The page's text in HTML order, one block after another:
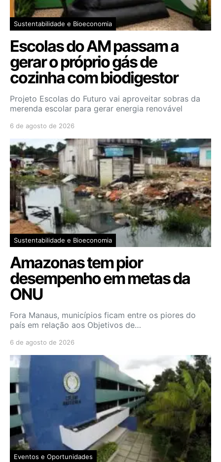
Sustentabilidade e Bioeconomia
Escolas do AM passam a
gerar o próprio gás de
cozinha com biodigestor
Projeto Escolas do Futuro vai aproveitar sobras da
merenda escolar para gerar energia renovável
6 de agosto de 2026
Sustentabilidade e Bioeconomia
Amazonas tem pior
desempenho em metas da
ONU
Fora Manaus, municípios ficam entre os piores do
país em relação aos Objetivos de…
6 de agosto de 2026
Eventos e Oportunidades